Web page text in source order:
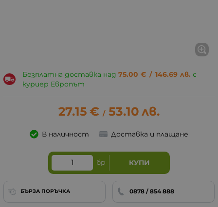
Безплатна доставка над 75.00 € / 146.69 лв. с
куриер Европът
27.15 € / 53.10 лв.
В наличност Доставка и плащане
бр КУПИ
БЪРЗА ПОРЪЧКА 0878 / 854 888